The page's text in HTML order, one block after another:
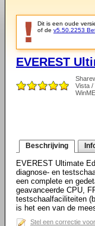
Dit is een oude
of de v5.50.2253
EVEREST
Vista /
Beschrijving
EVEREST Ultimate
diagnose- en
een complete en
geavanceerde CPU,
testschaalfaciliteiten
is het een van de
Stel een correctie voor